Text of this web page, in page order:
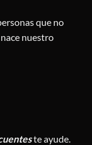
que no
nuestro
te ayude.